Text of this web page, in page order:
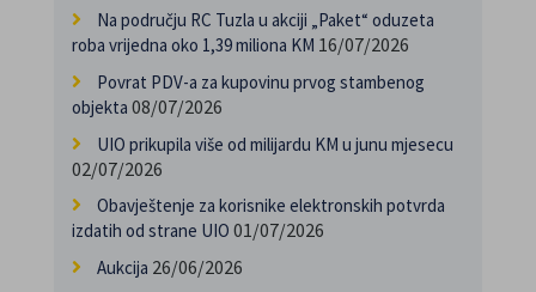
Na području RC Tuzla u akciji „Paket“ oduzeta
roba vrijedna oko 1,39 miliona KM 16/07/2026
Povrat PDV-a za kupovinu prvog stambenog
objekta 08/07/2026
UIO prikupila više od milijardu KM u junu mjesecu
02/07/2026
Obavještenje za korisnike elektronskih potvrda
izdatih od strane UIO 01/07/2026
Aukcija 26/06/2026